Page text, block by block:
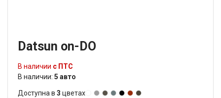
Datsun on-DO
В наличии с ПТС
В наличии: 5 авто
Доступна в 3 цветах